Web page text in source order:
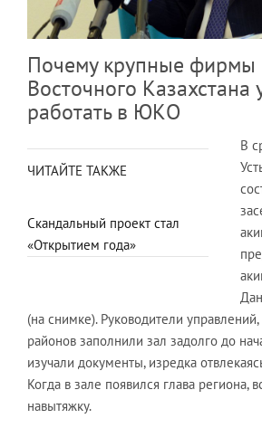
Почему крупные фирмы
Восточного Казахстана
работать в ЮКО
ЧИТАЙТЕ ТАКЖЕ
Скандальный проект стал
«Открытием года»
В
(на снимке). Руководители
районов заполнили зал задолго до
изучали документы, изредка
Когда в зале появился глава региона,
навытяжку.